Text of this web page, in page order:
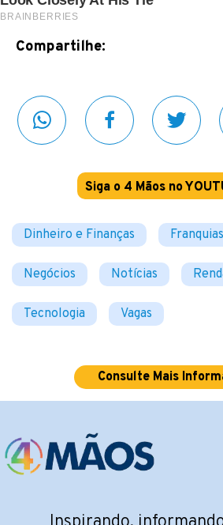
Compartilhe:
Siga o 4 Mãos no
Dinheiro e Finanças Franquias
Negócios Notícias
Tecnologia Vagas
Consulte Mais